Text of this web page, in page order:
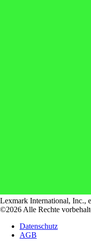
Lexmark International, Inc.,
©2026 Alle Rechte
Datenschutz
AGB